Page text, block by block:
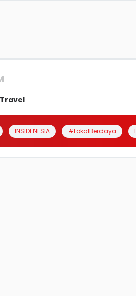
Travel
INSIDENESIA #LokalBerdaya